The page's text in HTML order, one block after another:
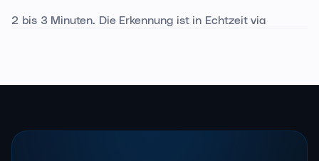
2 bis 3 Minuten. Die Erkennung ist in Echtzeit via